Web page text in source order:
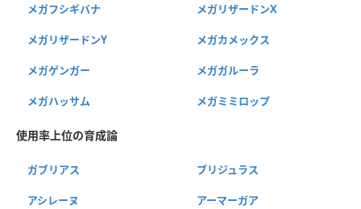
メガフシギバナ メガリザードンX
メガリザードンY メガカメックス
メガゲンガー メガガルーラ
メガハッサム メガミミロップ
使用率上位の育成論
ガブリアス ブリジュラス
アシレーヌ アーマーガア